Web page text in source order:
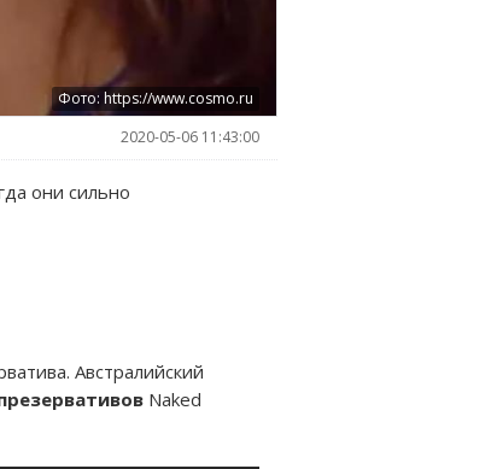
Фото: https://www.cosmo.ru
2020-05-06 11:43:00
они сильно
Австралийский
Naked